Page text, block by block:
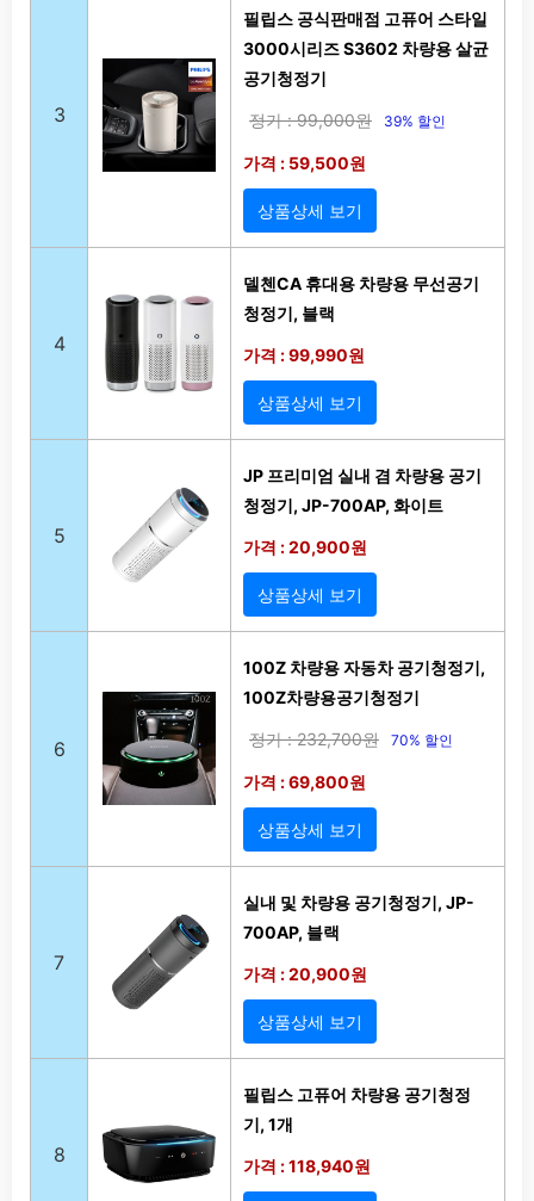
3
필립스 공식판매점 고퓨어 스타일
3000시리즈 S3602 차량용 살균
공기청정기
정가 : 99,000원 39% 할인
가격 : 59,500원
상품상세 보기
4
델첸CA 휴대용 차량용 무선공기
청정기, 블랙
가격 : 99,990원
상품상세 보기
5
JP 프리미엄 실내 겸 차량용 공기
청정기, JP-700AP, 화이트
가격 : 20,900원
상품상세 보기
6
100Z 차량용 자동차 공기청정기,
100Z차량용공기청정기
정가 : 232,700원 70% 할인
가격 : 69,800원
상품상세 보기
7
실내 및 차량용 공기청정기, JP-
700AP, 블랙
가격 : 20,900원
상품상세 보기
8
필립스 고퓨어 차량용 공기청정
기, 1개
가격 : 118,940원